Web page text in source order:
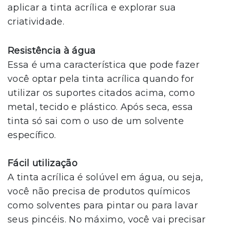
aplicar a tinta acrílica e explorar sua
criatividade.
Resistência à água
Essa é uma característica que pode fazer
você optar pela tinta acrílica quando for
utilizar os suportes citados acima, como
metal, tecido e plástico. Após seca, essa
tinta só sai com o uso de um solvente
específico.
Fácil utilização
A tinta acrílica é solúvel em água, ou seja,
você não precisa de produtos químicos
como solventes para pintar ou para lavar
seus pincéis. No máximo, você vai precisar